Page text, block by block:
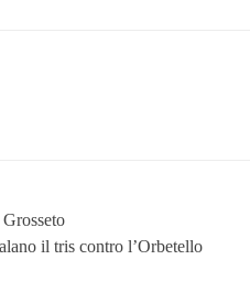
il tris contro l’Orbetello